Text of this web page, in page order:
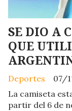
SE DIO A
QUE
Deportes
07/
La camiseta
partir del 6 de